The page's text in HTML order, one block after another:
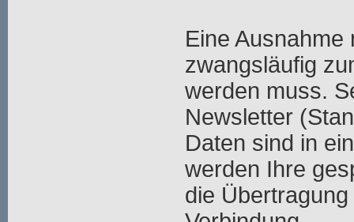
Eine
zwangsläufig
werden muss.
Newsletter
Daten sind in
werden Ihre
die